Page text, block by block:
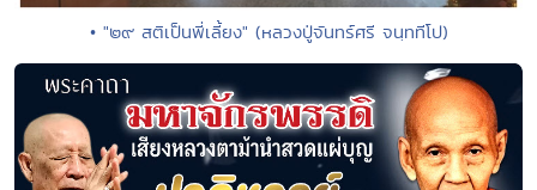
• "๒๙ สติเป็นพี่เลี้ยง" (หลวงปู่จันทร์ศรี จนฺททีโป)